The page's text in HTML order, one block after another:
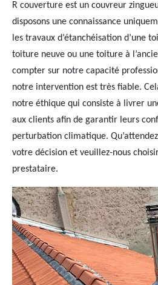
R couverture est un couvreur
disposons une connaissance
les travaux d’étanchéisation d’une
toiture neuve ou une toiture à
compter sur notre capacité
notre intervention est très fiable.
notre éthique qui consiste à livrer
aux clients afin de garantir leurs
perturbation climatique.
votre décision et veuillez-nous
prestataire.